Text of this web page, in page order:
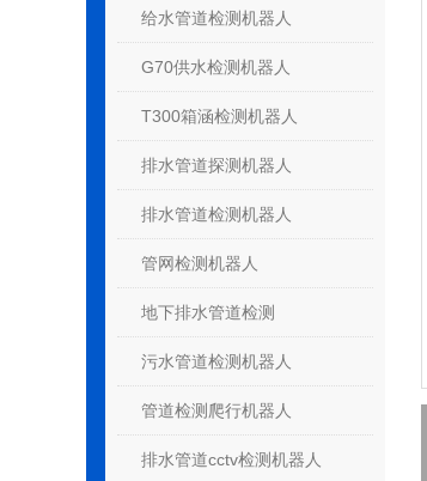
给水管道检测机器人
G70供水检测机器人
T300箱涵检测机器人
排水管道探测机器人
排水管道检测机器人
管网检测机器人
地下排水管道检测
污水管道检测机器人
管道检测爬行机器人
排水管道cctv检测机器人